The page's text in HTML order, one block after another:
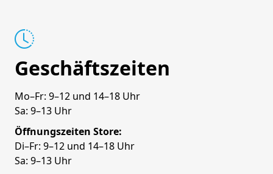
Geschäftszeiten
Mo–Fr: 9–12 und 14–18 Uhr
Sa: 9–13 Uhr
Öffnungszeiten Store:
Di–Fr: 9–12 und 14–18 Uhr
Sa: 9–13 Uhr